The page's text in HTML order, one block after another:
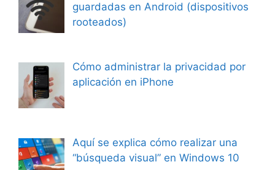
guardadas en Android (dispositivos
rooteados)
Cómo administrar la privacidad por
aplicación en iPhone
Aquí se explica cómo realizar una
“búsqueda visual” en Windows 10